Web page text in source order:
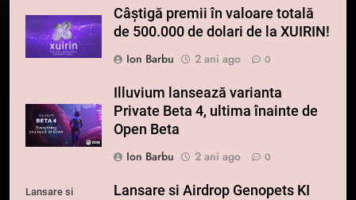
Câștigă premii în valoare totală
de 500.000 de dolari de la XUIRIN!
Ion Barbu
2 ani ago 0
Illuvium lansează varianta
Private Beta 4, ultima înainte de
Open Beta
Ion Barbu
2 ani ago 0
Lansare si
Lansare si Airdrop Genopets KI